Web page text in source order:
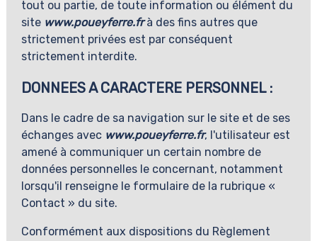
tout ou partie, de toute information ou élément du
site www.poueyferre.frà des fins autres que
strictement privées est par conséquent
strictement interdite.
DONNEES A CARACTERE PERSONNEL :
Dans le cadre de sa navigation sur le site et de ses
échanges avec www.poueyferre.fr, l'utilisateur est
amené à communiquer un certain nombre de
données personnelles le concernant, notamment
lorsqu'il renseigne le formulaire de la rubrique «
Contact » du site.
Conformément aux dispositions du Règlement